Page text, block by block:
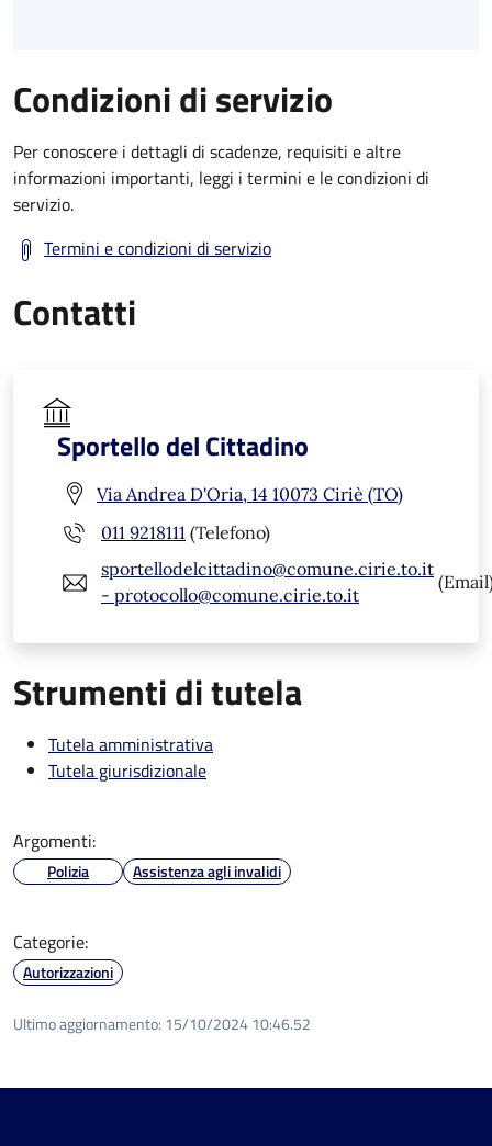
Condizioni di servizio
Per conoscere i dettagli di scadenze, requisiti e altre
informazioni importanti, leggi i termini e le condizioni di
servizio.
Termini e condizioni di servizio
Contatti
Sportello del Cittadino
Via Andrea D'Oria, 14 10073 Ciriè (TO)
011 9218111 (Telefono)
sportellodelcittadino@comune.cirie.to.it
- protocollo@comune.cirie.to.it
Strumenti di tutela
Tutela amministrativa
Tutela giurisdizionale
Argomenti:
Polizia Assistenza agli invalidi
Categorie:
Autorizzazioni
Ultimo aggiornamento: 15/10/2024 10:46.52